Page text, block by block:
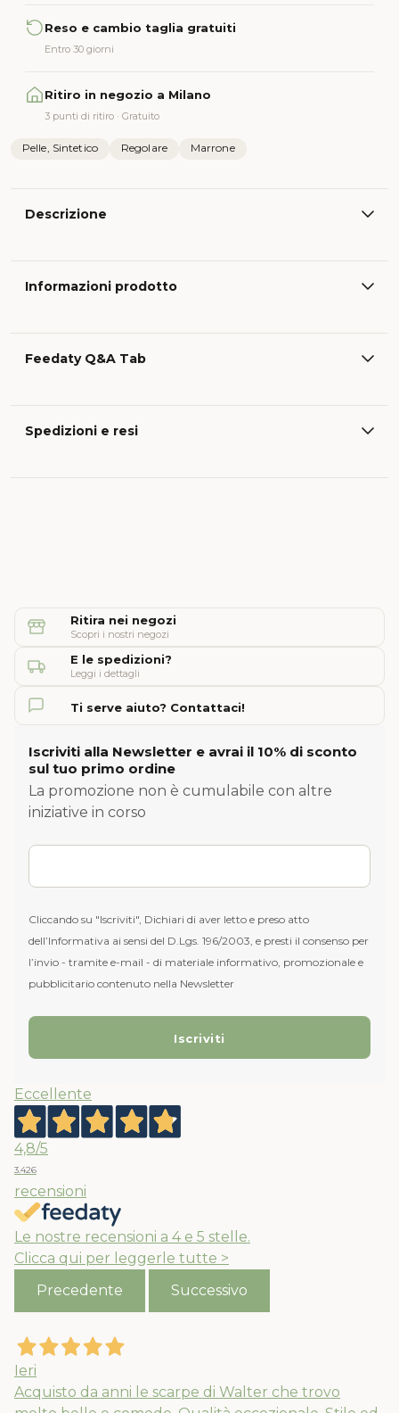
Reso e cambio taglia gratuiti
Entro 30 giorni
Ritiro in negozio a Milano
3 punti di ritiro · Gratuito
Pelle, Sintetico Regolare Marrone
Descrizione
Informazioni prodotto
Feedaty Q&A Tab
Spedizioni e resi
Ritira nei negozi
Scopri i nostri negozi
E le spedizioni?
Leggi i dettagli
Ti serve aiuto? Contattaci!
Iscriviti alla Newsletter e avrai il 10% di sconto
sul tuo primo ordine
La promozione non è cumulabile con altre
iniziative in corso
Cliccando su "Iscriviti", Dichiari di aver letto e preso atto
dell’Informativa ai sensi del D.Lgs. 196/2003, e presti il consenso per
l’invio - tramite e-mail - di materiale informativo, promozionale e
pubblicitario contenuto nella Newsletter
Eccellente
4,8/5
3.426
recensioni
Le nostre recensioni a 4 e 5 stelle.
Clicca qui per leggerle tutte >
Precedente
Successivo
Ieri
Acquisto da anni le scarpe di Walter che trovo